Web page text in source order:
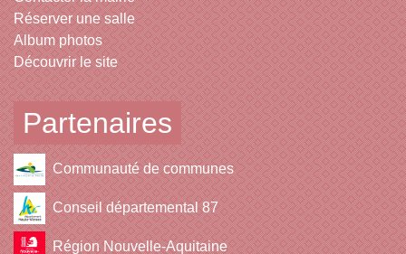
Réserver une salle
Album photos
Découvrir le site
Partenaires
Communauté de communes
Conseil départemental 87
Région Nouvelle-Aquitaine